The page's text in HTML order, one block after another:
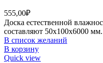
555,00₽
Доска естественной
составляют 50х100х6000
В список желаний
В корзину
Quick view